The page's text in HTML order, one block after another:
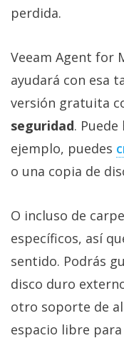
perdida.
Veeam Agent for
ayudará con esa
versión gratuita
seguridad.
ejemplo, puedes
o una copia de
O incluso de
específicos, así
sentido. Podrás
disco duro
otro soporte de
espacio libre